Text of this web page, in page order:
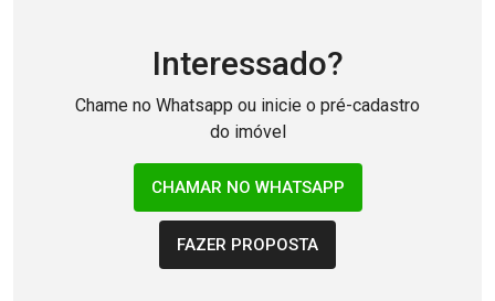
Interessado?
Chame no Whatsapp ou inicie o pré-cadastro
do imóvel
CHAMAR NO WHATSAPP
FAZER PROPOSTA